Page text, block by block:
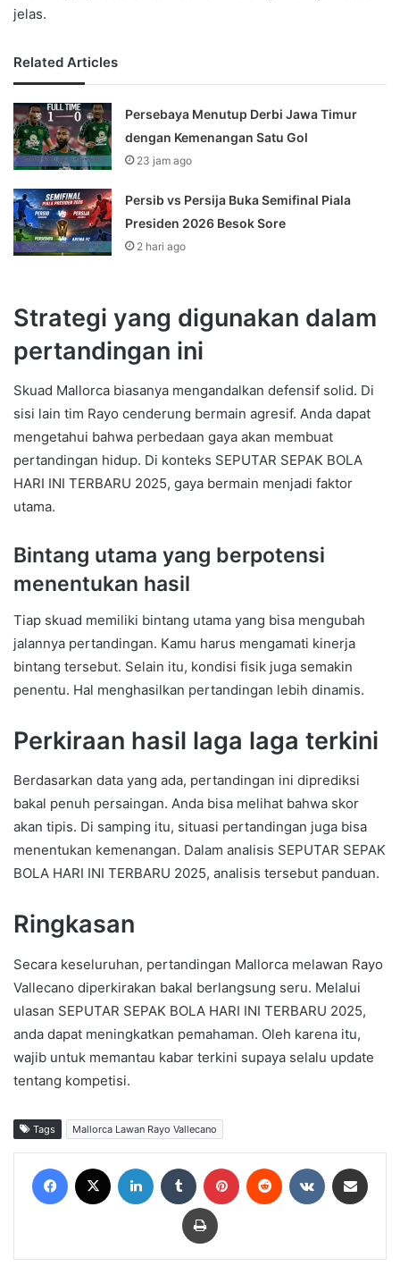
jelas.
Related Articles
Persebaya Menutup Derbi Jawa Timur
dengan Kemenangan Satu Gol
23 jam ago
Persib vs Persija Buka Semifinal Piala
Presiden 2026 Besok Sore
2 hari ago
Strategi yang digunakan dalam
pertandingan ini
Skuad Mallorca biasanya mengandalkan defensif solid. Di
sisi lain tim Rayo cenderung bermain agresif. Anda dapat
mengetahui bahwa perbedaan gaya akan membuat
pertandingan hidup. Di konteks SEPUTAR SEPAK BOLA
HARI INI TERBARU 2025, gaya bermain menjadi faktor
utama.
Bintang utama yang berpotensi
menentukan hasil
Tiap skuad memiliki bintang utama yang bisa mengubah
jalannya pertandingan. Kamu harus mengamati kinerja
bintang tersebut. Selain itu, kondisi fisik juga semakin
penentu. Hal menghasilkan pertandingan lebih dinamis.
Perkiraan hasil laga laga terkini
Berdasarkan data yang ada, pertandingan ini diprediksi
bakal penuh persaingan. Anda bisa melihat bahwa skor
akan tipis. Di samping itu, situasi pertandingan juga bisa
menentukan kemenangan. Dalam analisis SEPUTAR SEPAK
BOLA HARI INI TERBARU 2025, analisis tersebut panduan.
Ringkasan
Secara keseluruhan, pertandingan Mallorca melawan Rayo
Vallecano diperkirakan bakal berlangsung seru. Melalui
ulasan SEPUTAR SEPAK BOLA HARI INI TERBARU 2025,
anda dapat meningkatkan pemahaman. Oleh karena itu,
wajib untuk memantau kabar terkini supaya selalu update
tentang kompetisi.
Tags Mallorca Lawan Rayo Vallecano
Print